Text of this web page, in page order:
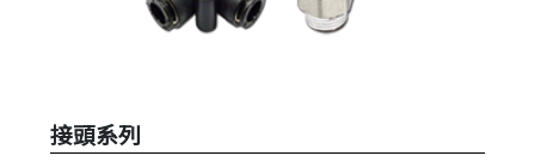
接頭系列